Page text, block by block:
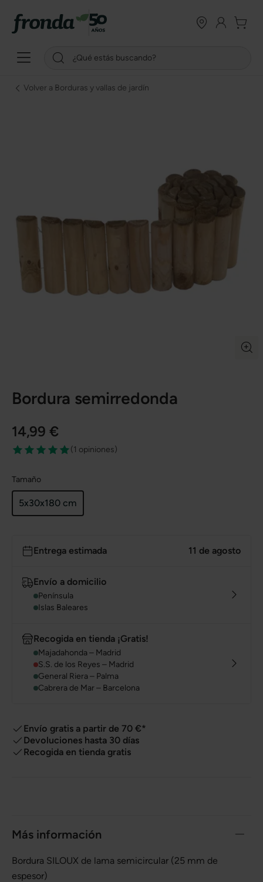
Volver a Borduras y vallas de jardín
Bordura semirredonda
14,99 €
(1 opiniones)
Tamaño
5x30x180 cm
Entrega estimada 11 de agosto
Envío a domicilio
Península
Islas Baleares
Recogida en tienda ¡Gratis!
Majadahonda – Madrid
S.S. de los Reyes – Madrid
General Riera – Palma
Cabrera de Mar – Barcelona
Envío gratis a partir de 70 €*
Devoluciones hasta 30 días
Recogida en tienda gratis
Más información
Bordura SILOUX de lama semicircular (25 mm de
espesor)